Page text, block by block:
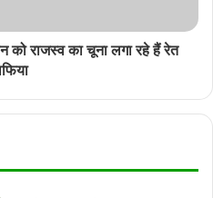
को राजस्व का चूना लगा रहे हैं रेत